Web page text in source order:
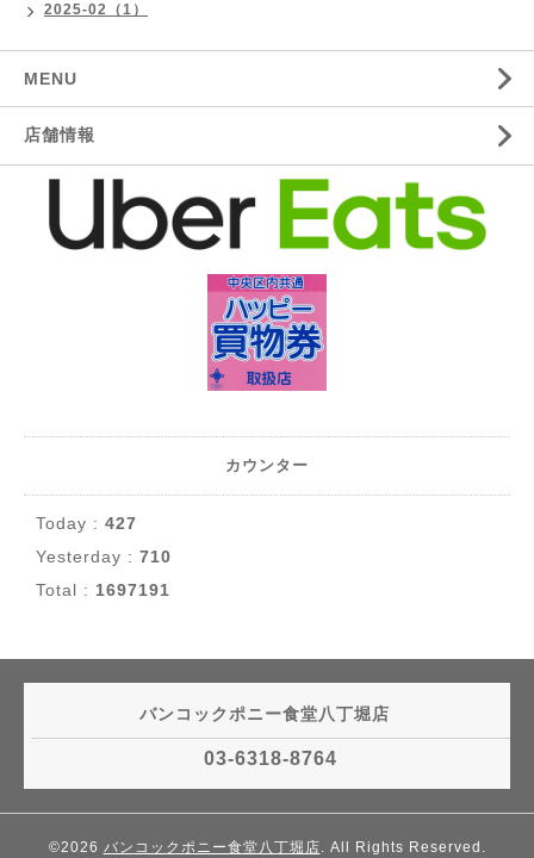
2025-02（1）
MENU
店舗情報
カウンター
Today : 427
Yesterday : 710
Total : 1697191
バンコックポニー食堂八丁堀店
03-6318-8764
©2026 バンコックポニー食堂八丁堀店. All Rights Reserved.